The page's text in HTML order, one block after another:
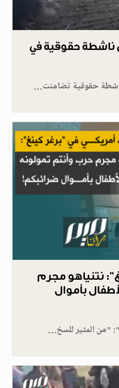
حقوقية في
حقوقية تضامنت…
نتنياهو مجرم
بأموال
"من المثير للسخ…